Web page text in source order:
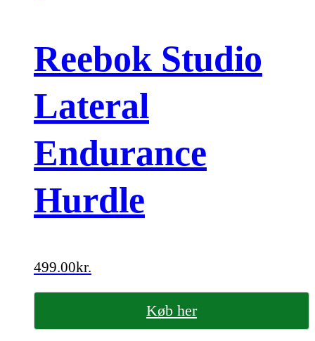
Reebok Studio
Lateral
Endurance
Hurdle
499.00kr.
Køb her